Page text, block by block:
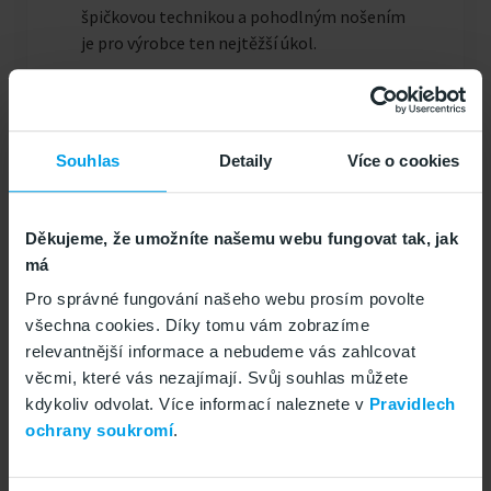
Souhlas Detaily Více o cookies
Děkujeme, že umožníte našemu webu fungovat tak, jak
má
Pro správné fungování našeho webu prosím povolte
všechna cookies. Díky tomu vám zobrazíme
relevantnější informace a nebudeme vás zahlcovat
věcmi, které vás nezajímají. Svůj souhlas můžete
kdykoliv odvolat. Více informací naleznete v Pravidlech
ochrany soukromí.
špičkovou technikou a pohodlným nošením
je pro výrobce ten nejtěžší úkol.
Zdroj: Android
Budoucnost je v digitálním připojení
Aby tohle všechno fungovalo, brýle potřebují být